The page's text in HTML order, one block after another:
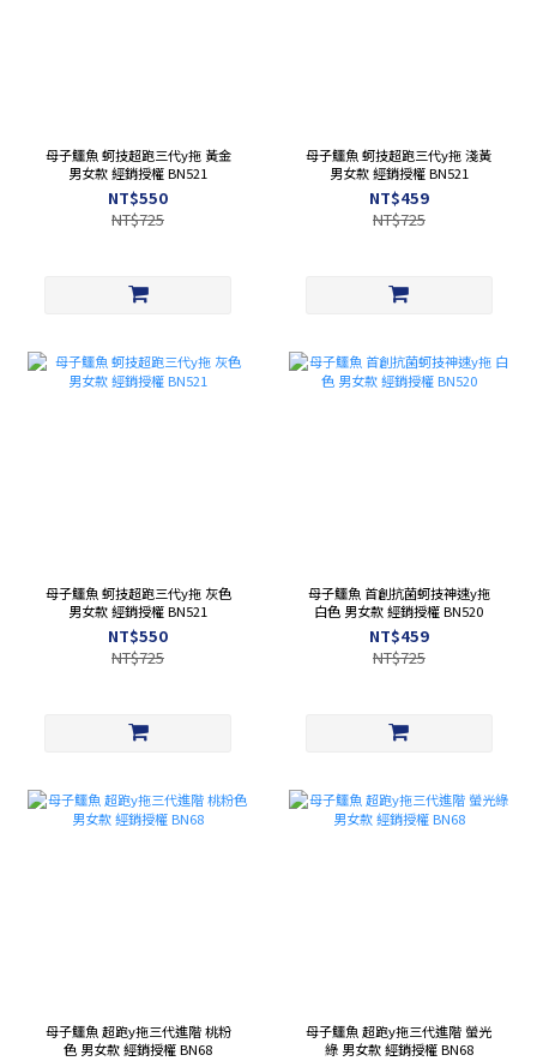
母子鱷魚 蚵技超跑三代y拖 黃金
男女款 經銷授權 BN521
NT$550
NT$725
母子鱷魚 蚵技超跑三代y拖 淺黃
男女款 經銷授權 BN521
NT$459
NT$725
母子鱷魚 蚵技超跑三代y拖 灰色
男女款 經銷授權 BN521
NT$550
NT$725
母子鱷魚 首創抗菌蚵技神速y拖
白色 男女款 經銷授權 BN520
NT$459
NT$725
母子鱷魚 超跑y拖三代進階 桃粉
色 男女款 經銷授權 BN68
母子鱷魚 超跑y拖三代進階 螢光
綠 男女款 經銷授權 BN68